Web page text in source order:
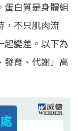
蛋白質是身體組
，不只肌肉流
起變差。以下為
發育、代謝」高